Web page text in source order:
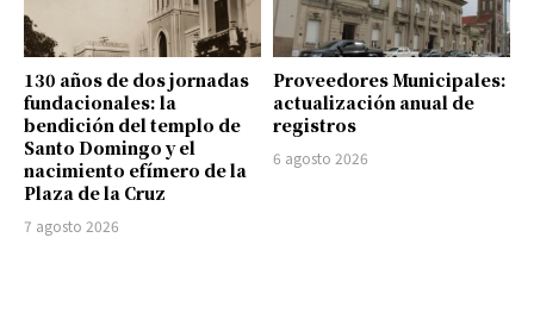
130 años de dos jornadas
fundacionales: la
bendición del templo de
Santo Domingo y el
nacimiento efímero de la
Plaza de la Cruz
7 agosto 2026
Proveedores Municipales:
actualización anual de
registros
6 agosto 2026